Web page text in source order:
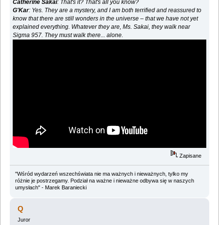
Catherine Sakai: That's it? That's all you know?
G'Kar: Yes. They are a mystery, and I am both terrified and reassured to
know that there are still wonders in the universe – that we have not yet
explained everything. Whatever they are, Ms. Sakai, they walk near
Sigma 957. They must walk there... alone.
Zapisane
"Wśród wydarzeń wszechświata nie ma ważnych i nieważnych, tylko my
różnie je postrzegamy. Podział na ważne i nieważne odbywa się w naszych
umysłach" - Marek Baraniecki
Q
Juror